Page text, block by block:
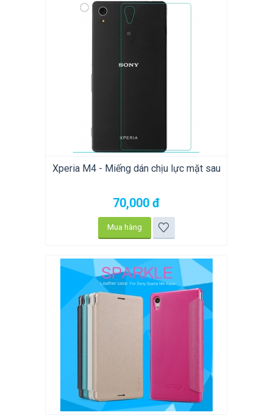
Xperia M4 - Miếng dán chịu lực mặt sau
70,000 đ
Mua hàng